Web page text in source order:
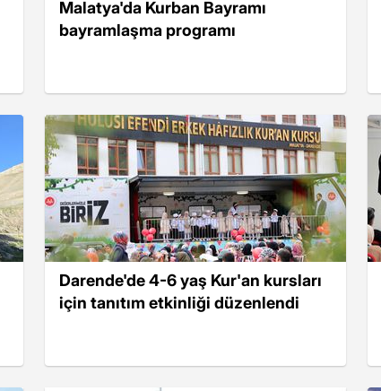
Malatya'da Kurban Bayramı
bayramlaşma programı
Darende'de 4-6 yaş Kur'an kursları
için tanıtım etkinliği düzenlendi